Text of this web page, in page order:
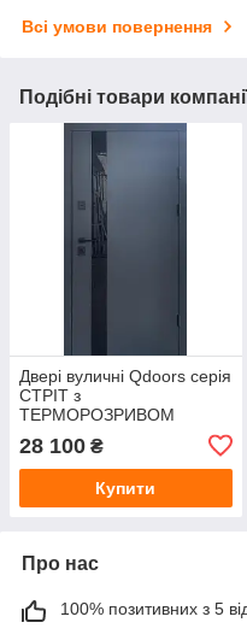
Всі умови повернення
Подібні товари
Двері вуличні Qdoors серія
СТРІТ з
ТЕРМОРОЗРИВОМ
28 100 ₴
Купити
Про нас
100% позитивних з 5